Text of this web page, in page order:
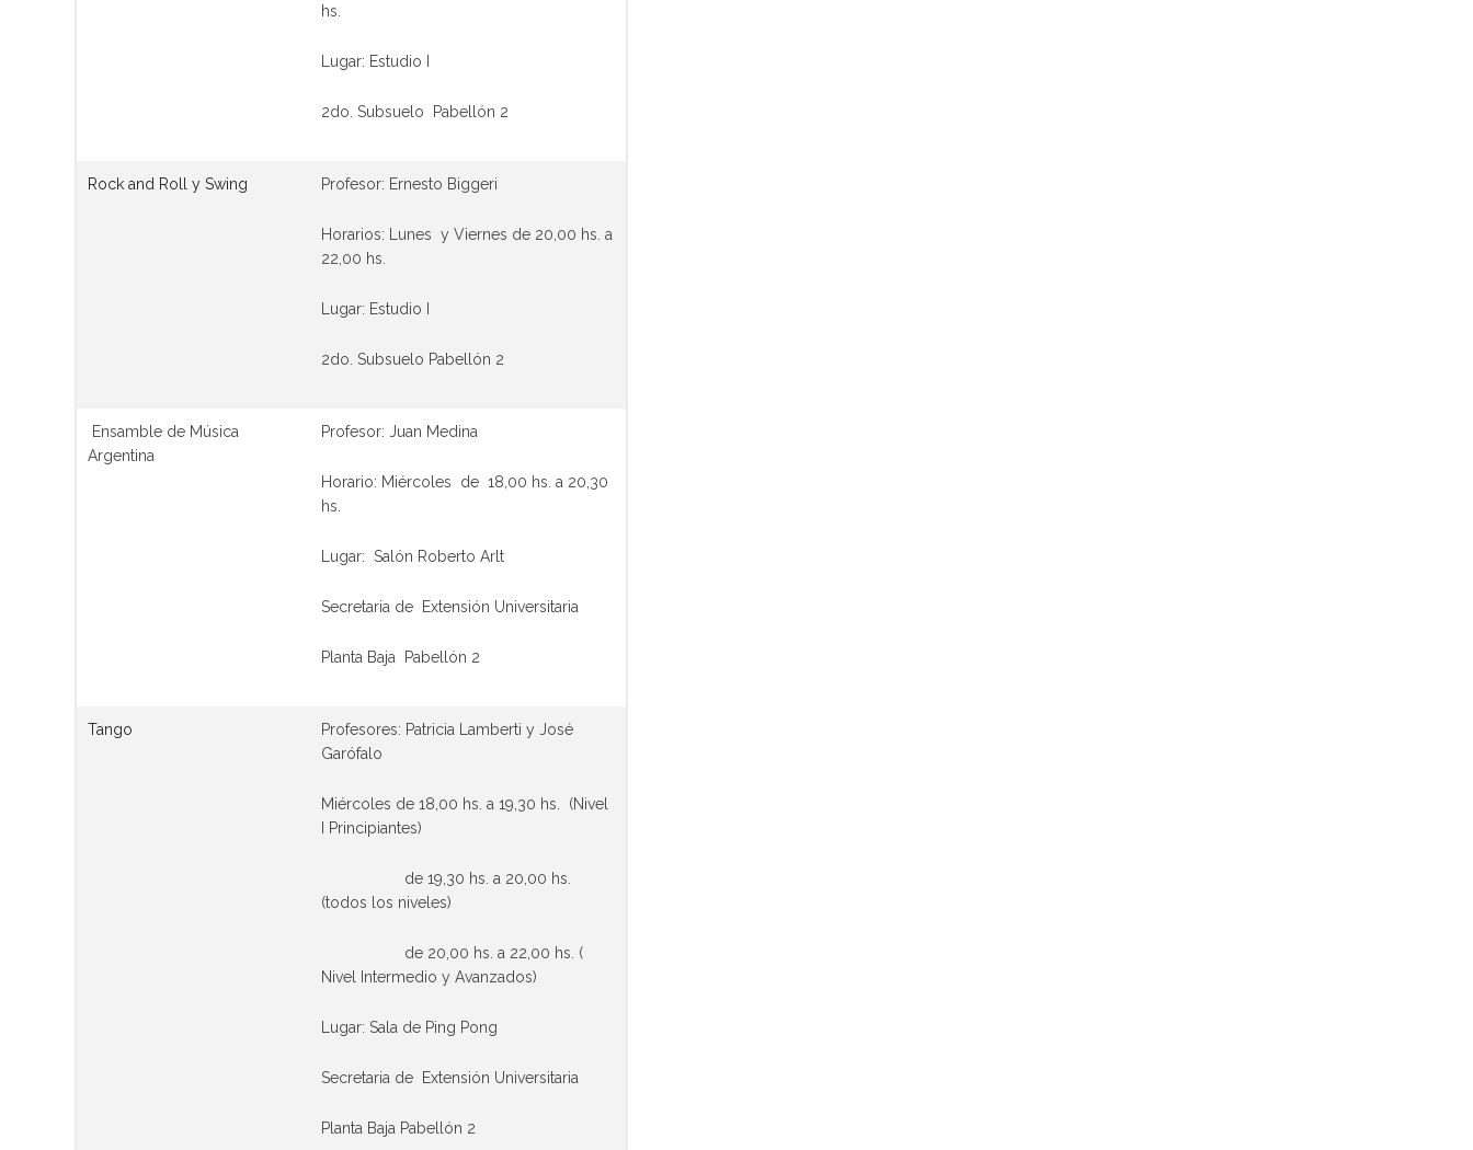
hs.
Lugar: Estudio I
2do. Subsuelo Pabellón 2
Rock and Roll y Swing Profesor: Ernesto Biggeri
Horarios: Lunes y Viernes de 20,00 hs. a
22,00 hs.
Lugar: Estudio I
2do. Subsuelo Pabellón 2
Ensamble de Música
Argentina
Profesor: Juan Medina
Horario: Miércoles de 18,00 hs. a 20,30
hs.
Lugar: Salón Roberto Arlt
Secretaria de Extensión Universitaria
Planta Baja Pabellón 2
Tango
Profesores: Patricia Lamberti y José
Garófalo
Miércoles de 18,00 hs. a 19,30 hs. (Nivel
I Principiantes)
de 19,30 hs. a 20,00 hs.
(todos los niveles)
de 20,00 hs. a 22,00 hs. (
Nivel Intermedio y Avanzados)
Lugar: Sala de Ping Pong
Secretaria de Extensión Universitaria
Planta Baja Pabellón 2